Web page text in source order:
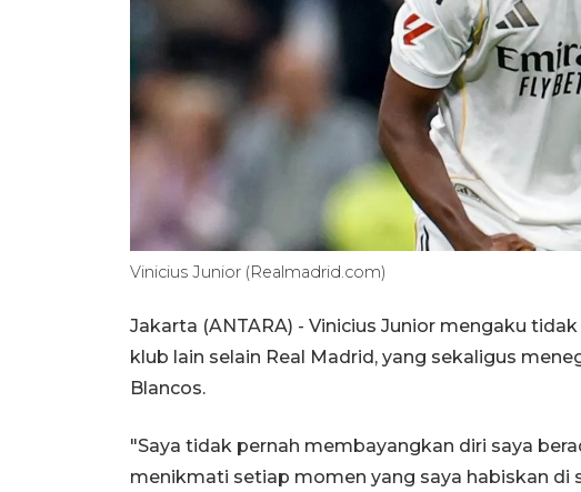
Vinicius Junior (Realmadrid.com)
Jakarta (ANTARA) - Vinicius Junior mengaku
klub lain selain Real Madrid, yang sekaligus
Blancos.
"Saya tidak pernah membayangkan diri saya
menikmati setiap momen yang saya habiskan di